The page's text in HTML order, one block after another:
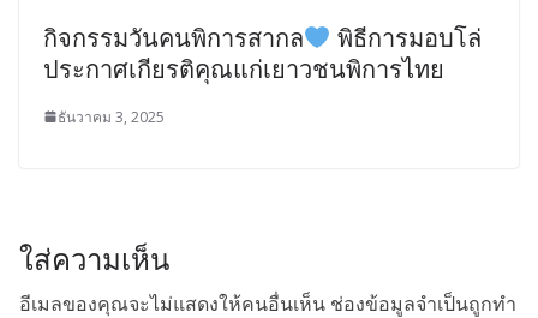
กิจกรรมวันคนพิการสากล
พิธีการมอบโล่
ประกาศเกียรติคุณแก่เยาวชนพิการไทย
ธันวาคม 3, 2025
ใส่ความเห็น
อีเมลของคุณจะไม่แสดงให้คนอื่นเห็น ช่องข้อมูลจำเป็นถูกทำ